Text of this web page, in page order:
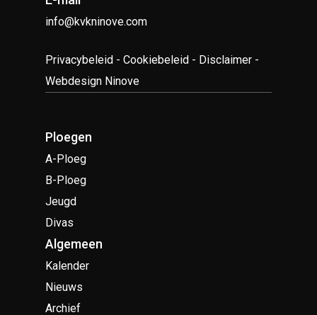
info@kvkninove.com
Privacybeleid -Cookiebeleid - Disclaimer -
Webdesign Ninove
Ploegen
A-Ploeg
B-Ploeg
Jeugd
Divas
Algemeen
Kalender
Nieuws
Archief